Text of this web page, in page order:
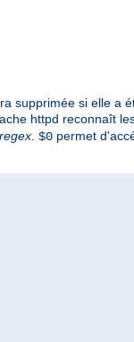
supprimée si elle a
httpd reconnaît
regex $0 permet